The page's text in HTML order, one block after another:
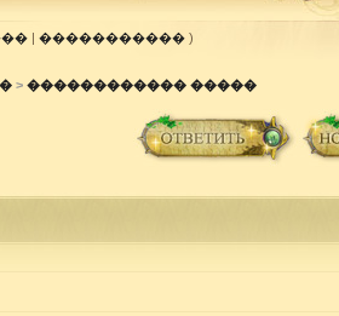
| �����������)
> ������������ �����